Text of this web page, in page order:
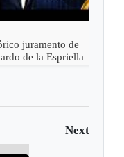
juramento de
de la Espriella
Next